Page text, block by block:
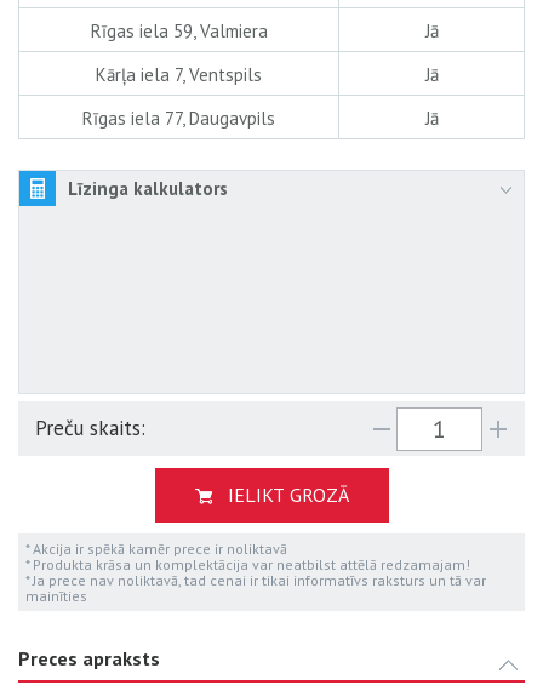
Rīgas iela 59, Valmiera
Jā
Kārļa iela 7, Ventspils
Jā
Rīgas iela 77, Daugavpils
Jā
Līzinga kalkulators
Preču skaits:
IELIKT GROZĀ
* Akcija ir spēkā kamēr prece ir noliktavā
* Produkta krāsa un komplektācija var neatbilst attēlā redzamajam!
* Ja prece nav noliktavā, tad cenai ir tikai informatīvs raksturs un tā var
mainīties
Preces apraksts